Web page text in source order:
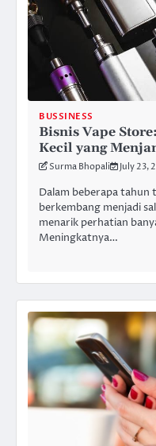
BUSSINESS
Bisnis Vape
Kecil yang
Surma Bhopali July 23,
Dalam beberapa tahun
berkembang menjadi
menarik perhatian
Meningkatnya…